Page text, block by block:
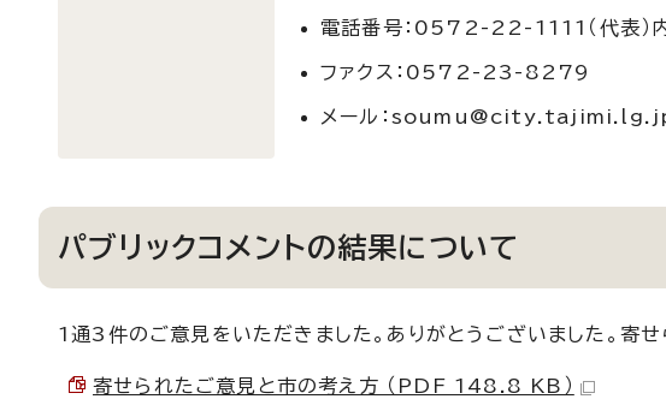
電話番号：0572-22-1111（代表）
ファクス：0572-23-8279
メール：
パブリックコメントの結果について
1通3件のご意見をいただきました。ありがとうございました。寄
寄せられたご意見と市の考え方 （PDF 148.8 KB）